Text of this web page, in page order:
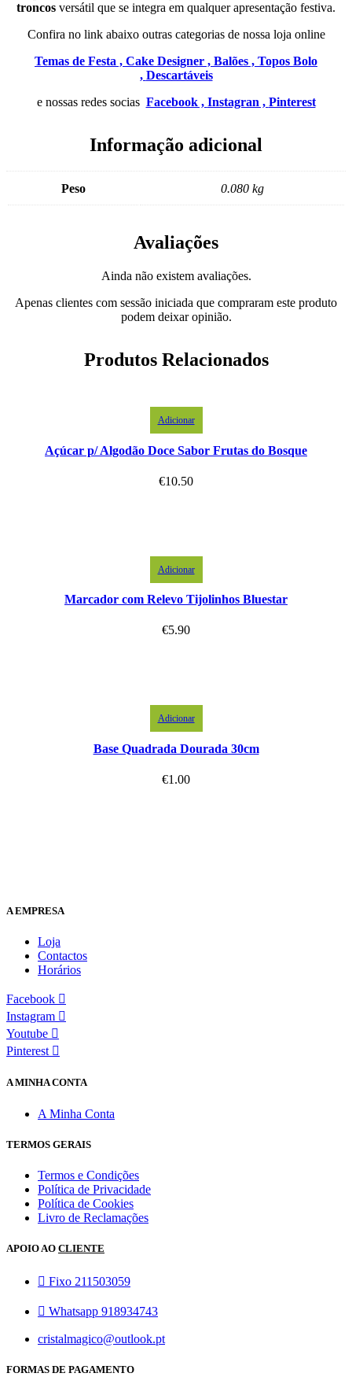
troncos versátil que se integra em qualquer apresentação festiva.
Confira no link abaixo outras categorias de nossa loja online
Temas de Festa , Cake Designer , Balões , Topos Bolo
, Descartáveis
e nossas redes socias Facebook , Instagran , Pinterest
Informação adicional
Peso 0.080 kg
Avaliações
Ainda não existem avaliações.
Apenas clientes com sessão iniciada que compraram este produto
podem deixar opinião.
Produtos Relacionados
Adicionar
Açúcar p/ Algodão Doce Sabor Frutas do Bosque
€10.50
Adicionar
Marcador com Relevo Tijolinhos Bluestar
€5.90
Adicionar
Base Quadrada Dourada 30cm
€1.00
A EMPRESA
Loja
Contactos
Horários
Facebook
Instagram
Youtube
Pinterest
A MINHA CONTA
A Minha Conta
TERMOS GERAIS
Termos e Condições
Política de Privacidade
Política de Cookies
Livro de Reclamações
APOIO AO CLIENTE
Fixo 211503059
Whatsapp 918934743
cristalmagico@outlook.pt
FORMAS DE PAGAMENTO